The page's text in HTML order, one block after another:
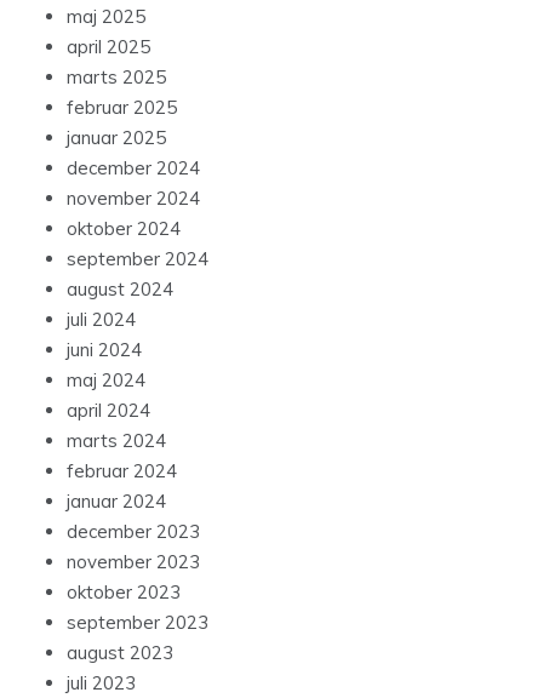
maj 2025
april 2025
marts 2025
februar 2025
januar 2025
december 2024
november 2024
oktober 2024
september 2024
august 2024
juli 2024
juni 2024
maj 2024
april 2024
marts 2024
februar 2024
januar 2024
december 2023
november 2023
oktober 2023
september 2023
august 2023
juli 2023